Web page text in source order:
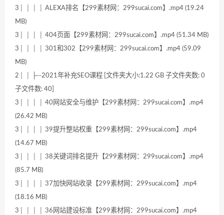
3│ │ │ │ ALEXA排名【299素材网：299sucai.com】.mp4 (19.24
MB)
3│ │ │ │ 404页面【299素材网：299sucai.com】.mp4 (51.34 MB)
3│ │ │ │ 301和302【299素材网：299sucai.com】.mp4 (59.09
MB)
2│ │ ├─2021年补充SEO课程 [文件夹大小:1.22 GB 子文件夹数: 0
子文件数: 40]
3│ │ │ │ 40网站安全与维护【299素材网：299sucai.com】.mp4
(26.42 MB)
3│ │ │ │ 39提升整站权重【299素材网：299sucai.com】.mp4
(14.67 MB)
3│ │ │ │ 38关键词排名提升【299素材网：299sucai.com】.mp4
(85.7 MB)
3│ │ │ │ 37加快网站收录【299素材网：299sucai.com】.mp4
(18.16 MB)
3│ │ │ │ 36网站建设标准【299素材网：299sucai.com】.mp4